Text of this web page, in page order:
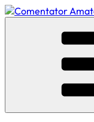
Skip
to
Comentator Amator